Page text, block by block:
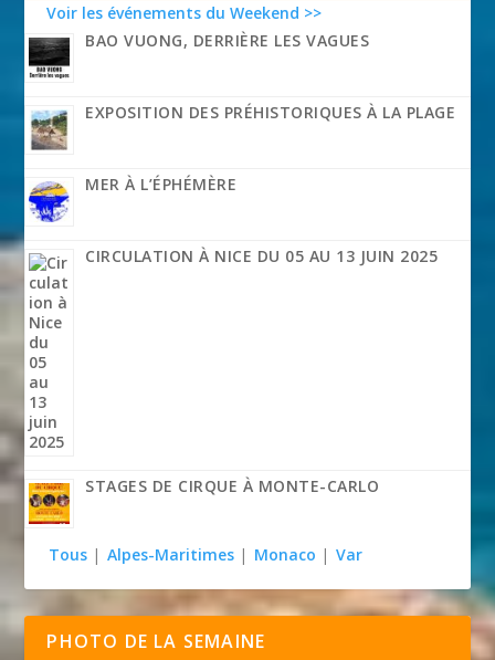
Voir les événements du Weekend >>
BAO VUONG, DERRIÈRE LES VAGUES
EXPOSITION DES PRÉHISTORIQUES À LA PLAGE
MER À L’ÉPHÉMÈRE
CIRCULATION À NICE DU 05 AU 13 JUIN 2025
STAGES DE CIRQUE À MONTE-CARLO
Tous | Alpes-Maritimes | Monaco | Var
PHOTO DE LA SEMAINE